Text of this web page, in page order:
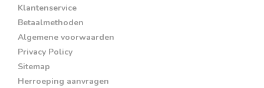
Klantenservice
Betaalmethoden
Algemene voorwaarden
Privacy Policy
Sitemap
Herroeping aanvragen